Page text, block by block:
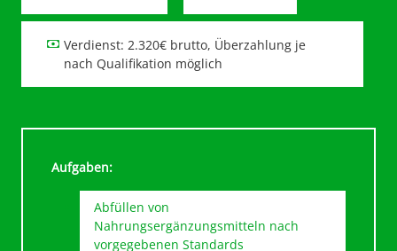
Verdienst: 2.320€ brutto, Überzahlung je
nach Qualifikation möglich
Aufgaben:
Abfüllen von
Nahrungsergänzungsmitteln nach
vorgegebenen Standards